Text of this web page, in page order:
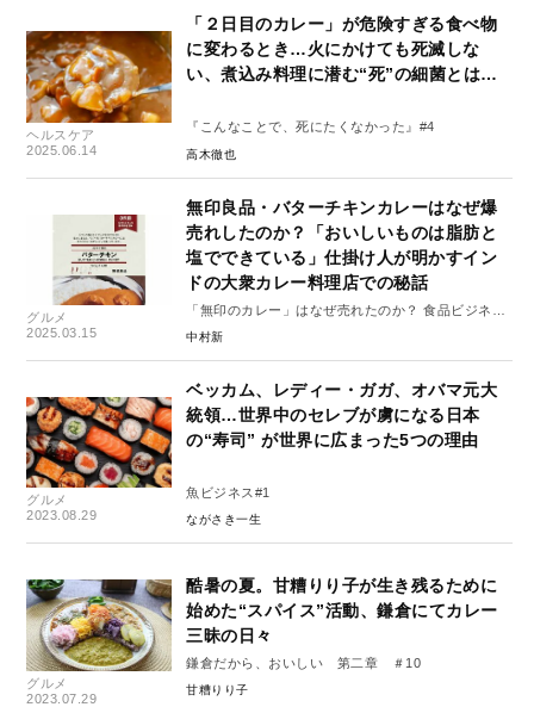
ヘルスケア
2025.06.14
「２日目のカレー」が危険すぎる食べ物
に変わるとき…火にかけても死滅しな
い、煮込み料理に潜む“死”の細菌とは…
『こんなことで、死にたくなかった』#4
高木徹也
グルメ
2025.03.15
無印良品・バターチキンカレーはなぜ爆
売れしたのか？「おいしいものは脂肪と
塩でできている」仕掛け人が明かすイン
ドの大衆カレー料理店での秘話
「無印のカレー」はなぜ売れたのか？ 食品ビジネス
で成功する思考（フィロソフィー）と仕組み
中村新
グルメ
2023.08.29
ベッカム、レディー・ガガ、オバマ元大
統領…世界中のセレブが虜になる日本
の“寿司” が世界に広まった5つの理由
魚ビジネス#1
ながさき一生
グルメ
2023.07.29
酷暑の夏。甘糟りり子が生き残るために
始めた“スパイス”活動、鎌倉にてカレー
三昧の日々
鎌倉だから、おいしい 第二章 ＃10
甘糟りり子